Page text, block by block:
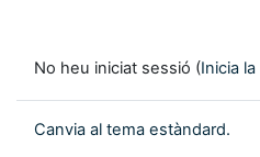
No heu iniciat sessió (Inicia
Canvia al tema estàndard.